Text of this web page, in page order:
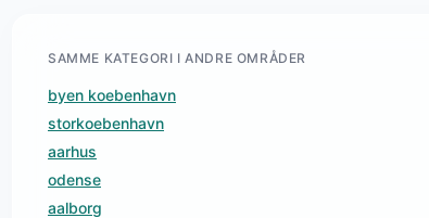
SAMME KATEGORI I ANDRE OMRÅDER
byen koebenhavn
storkoebenhavn
aarhus
odense
aalborg